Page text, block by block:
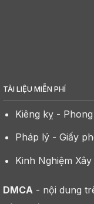
TÀI LIỆU MIỄN PHÍ
Kiêng kỵ -
Pháp lý - Giấy
Kinh Nghiệm
DMCA - nội dung